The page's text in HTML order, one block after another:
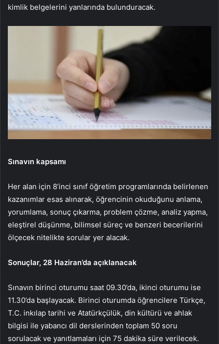
kimlik belgelerini yanlarında bulunduracak.
Sınavın kapsamı
Her alan için 8’inci sınıf öğretim programlarında belirlenen
kazanımlar esas alınarak, öğrencinin okuduğunu anlama,
yorumlama, sonuç çıkarma, problem çözme, analiz yapma,
eleştirel düşünme, bilimsel süreç ve benzeri becerilerini
ölçecek nitelikte sorular yer alacak.
Sonuçlar, 28 Haziran’da açıklanacak
Sınavın birinci oturumu saat 09.30’da, ikinci oturumu ise
11.30’da başlayacak. Birinci oturumda öğrencilere Türkçe,
T.C. inkılap tarihi ve Atatürkçülük, din kültürü ve ahlak
bilgisi ile yabancı dil derslerinden toplam 50 soru
sorulacak ve yanıtlamaları için 75 dakika süre verilecek.